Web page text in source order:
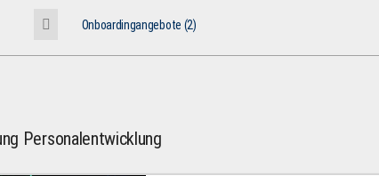
Onboardingangebote (2)
Personalentwicklung